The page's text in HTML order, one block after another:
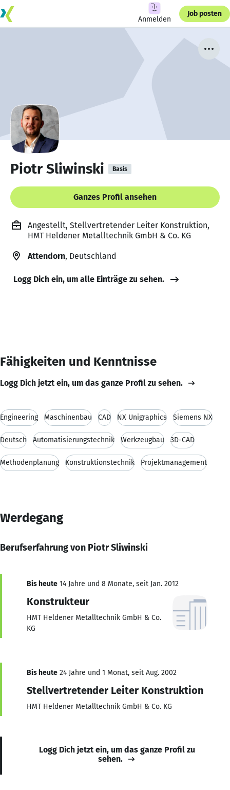
Anmelden
Job posten
Piotr Sliwinski Basis
Ganzes Profil ansehen
Angestellt, Stellvertretender Leiter Konstruktion,
HMT Heldener Metalltechnik GmbH & Co. KG
Attendorn, Deutschland
Logg Dich ein, um alle Einträge zu sehen.
Fähigkeiten und Kenntnisse
Logg Dich jetzt ein, um das ganze Profil zu sehen.
Engineering Maschinenbau CAD NX Unigraphics Siemens NX
Deutsch Automatisierungstechnik Werkzeugbau 3D-CAD
Methodenplanung Konstruktionstechnik Projektmanagement
Werdegang
Berufserfahrung von Piotr Sliwinski
Bis heute 14 Jahre und 8 Monate, seit Jan. 2012
Konstrukteur
HMT Heldener Metalltechnik GmbH & Co.
KG
Bis heute 24 Jahre und 1 Monat, seit Aug. 2002
Stellvertretender Leiter Konstruktion
HMT Heldener Metalltechnik GmbH & Co. KG
Logg Dich jetzt ein, um das ganze Profil zu
sehen.